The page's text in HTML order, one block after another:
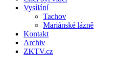
Vysílání
Tachov
Mariánské lázně
Kontakt
Archiv
ZKTV.cz